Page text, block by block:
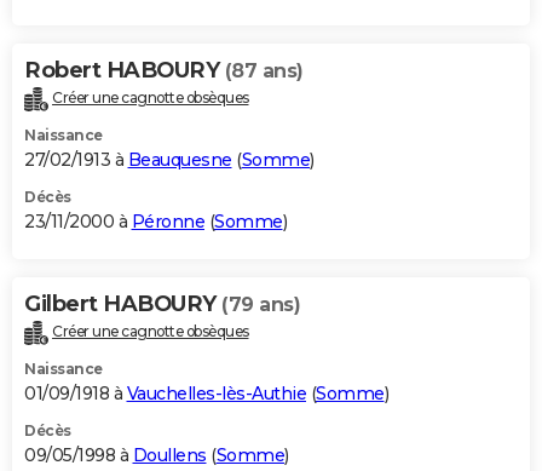
Robert HABOURY (87 ans)
Créer une cagnotte obsèques
Naissance
27/02/1913 à Beauquesne (Somme)
Décès
23/11/2000 à Péronne (Somme)
Gilbert HABOURY (79 ans)
Créer une cagnotte obsèques
Naissance
01/09/1918 à Vauchelles-lès-Authie (Somme)
Décès
09/05/1998 à Doullens (Somme)